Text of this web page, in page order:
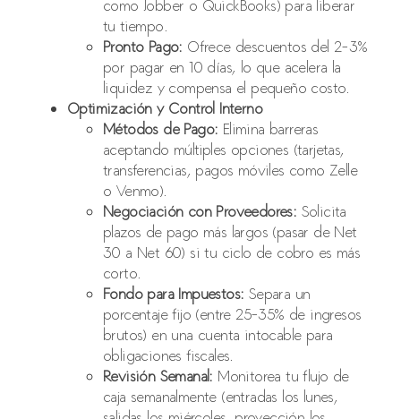
como Jobber o QuickBooks) para liberar
tu tiempo.
Pronto Pago: Ofrece descuentos del 2-3%
por pagar en 10 días, lo que acelera la
liquidez y compensa el pequeño costo.
Optimización y Control Interno
Métodos de Pago: Elimina barreras
aceptando múltiples opciones (tarjetas,
transferencias, pagos móviles como Zelle
o Venmo).
Negociación con Proveedores: Solicita
plazos de pago más largos (pasar de Net
30 a Net 60) si tu ciclo de cobro es más
corto.
Fondo para Impuestos: Separa un
porcentaje fijo (entre 25-35% de ingresos
brutos) en una cuenta intocable para
obligaciones fiscales.
Revisión Semanal: Monitorea tu flujo de
caja semanalmente (entradas los lunes,